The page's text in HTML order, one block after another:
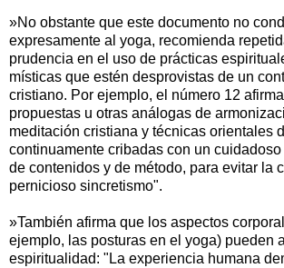
»No obstante que este documento no
expresamente al yoga, recomienda
prudencia en el uso de prácticas
místicas que estén desprovistas de un
cristiano. Por ejemplo, el número 12
propuestas u otras análogas de
meditación cristiana y técnicas orientales
continuamente cribadas con un
de contenidos y de método, para evitar la
pernicioso sincretismo".
»También afirma que los aspectos
ejemplo, las posturas en el yoga) pueden
espiritualidad: "La experiencia humana